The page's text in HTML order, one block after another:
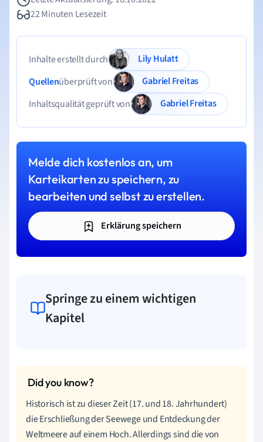
22 Minuten Lesezeit
Inhalte erstellt durch
Lily Hulatt
Quellenüberprüft von
Gabriel Freitas
Inhaltsqualität geprüft von
Gabriel Freitas
Melde dich kostenlos an, um
Karteikarten zu speichern, zu
bearbeiten und selbst zu erstellen.
Erklärung speichern
Springe zu einem wichtigen
Kapitel
Historisch ist zu dieser Zeit (17. und 18. Jahrhundert)
die Erschließung der Seewege und Entdeckung der
Weltmeere auf einem Hoch. Allerdings sind die von